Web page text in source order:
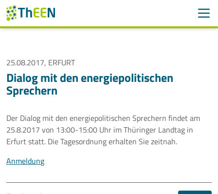
Navigation überspringen
ThEEN
Services
Mitglieder
Aktivitäten
Veranstaltungen
25.08.2017, ERFURT
Dialog mit den energiepolitischen
Sprechern
Der Dialog mit den energiepolitischen Sprechern findet am
25.8.2017 von 13:00-15:00 Uhr im Thüringer Landtag in
Erfurt statt. Die Tagesordnung erhalten Sie zeitnah.
Anmeldung